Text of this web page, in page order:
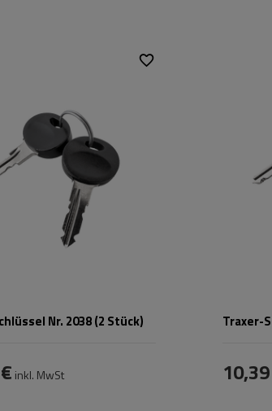
Nr. 2038 (2 Stück)
inkl. MwSt
Traxer-